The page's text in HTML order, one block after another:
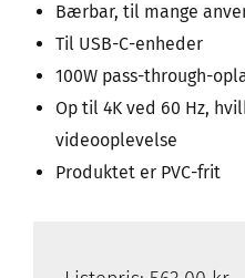
Bærbar, til mange
Til USB-C-enheder
100W pass-through-
Op til 4K ved 60 Hz,
videooplevelse
Produktet er PVC-frit